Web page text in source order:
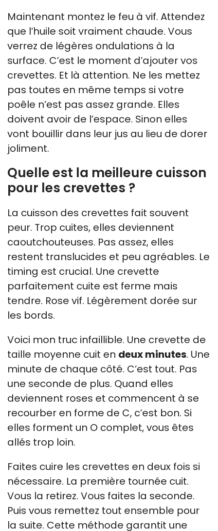
Maintenant montez le feu à vif. Attendez
que l’huile soit vraiment chaude. Vous
verrez de légères ondulations à la
surface. C’est le moment d’ajouter vos
crevettes. Et là attention. Ne les mettez
pas toutes en même temps si votre
poêle n’est pas assez grande. Elles
doivent avoir de l’espace. Sinon elles
vont bouillir dans leur jus au lieu de dorer
joliment.
Quelle est la meilleure cuisson
pour les crevettes ?
La cuisson des crevettes fait souvent
peur. Trop cuites, elles deviennent
caoutchouteuses. Pas assez, elles
restent translucides et peu agréables. Le
timing est crucial. Une crevette
parfaitement cuite est ferme mais
tendre. Rose vif. Légèrement dorée sur
les bords.
Voici mon truc infaillible. Une crevette de
taille moyenne cuit en deux minutes. Une
minute de chaque côté. C’est tout. Pas
une seconde de plus. Quand elles
deviennent roses et commencent à se
recourber en forme de C, c’est bon. Si
elles forment un O complet, vous êtes
allés trop loin.
Faites cuire les crevettes en deux fois si
nécessaire. La première tournée cuit.
Vous la retirez. Vous faites la seconde.
Puis vous remettez tout ensemble pour
la suite. Cette méthode garantit une